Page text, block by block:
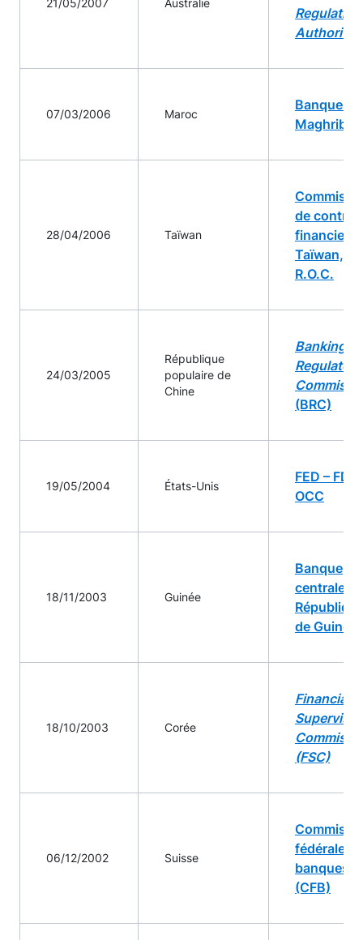
21/05/2007 Australie
Regulation
Authority
07/03/2006 Maroc
Banque
Maghrib
28/04/2006 Taïwan
de
financier
Taïwan,
R.O.C.
24/03/2005
République
populaire de
Chine
Banking
Regulatory
(BRC)
19/05/2004 États-Unis
FED –
OCC
18/11/2003 Guinée
Banque
centrale
de Guinée
18/10/2003 Corée
Financial
(FSC)
06/12/2002 Suisse
fédérale
banques
(CFB)